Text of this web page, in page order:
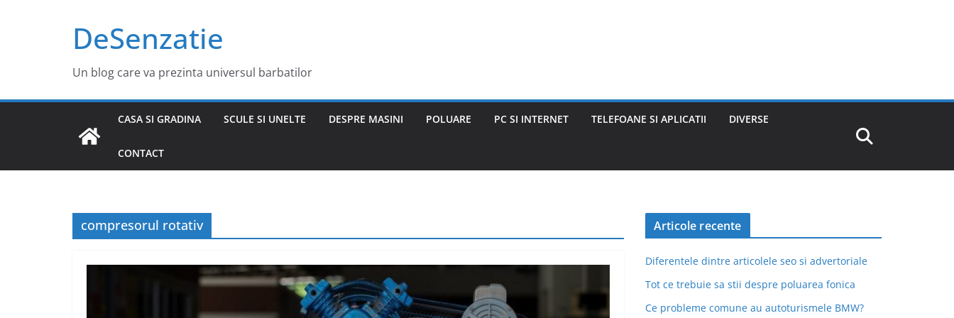
DeSenzatie
Un blog care va prezinta universul barbatilor
CASA SI GRADINA SCULE SI UNELTE DESPRE MASINI POLUARE PC SI INTERNET TELEFOANE SI APLICATII DIVERSE
CONTACT
compresorul rotativ Articole recente
Diferentele dintre articolele seo si advertoriale
Tot ce trebuie sa stii despre poluarea fonica
Ce probleme comune au autoturismele BMW?